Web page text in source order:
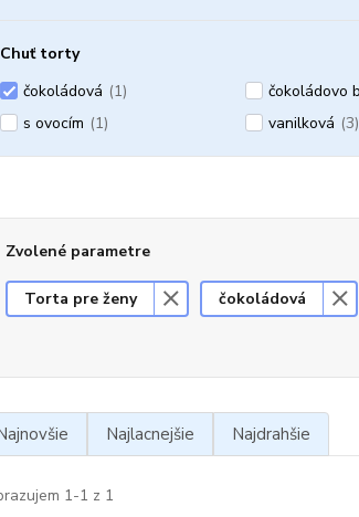
Chuť torty
čokoládová (1) čokoládovo
s ovocím (1) vanilková (3)
Zvolené parametre
Torta pre ženy čokoládová
Najlacnejšie Najdrahšie
1-1 z 1